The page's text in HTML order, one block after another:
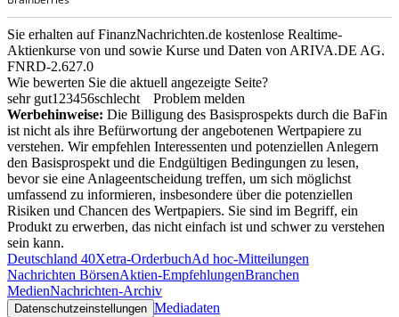
Sie erhalten auf FinanzNachrichten.de kostenlose Realtime-
Aktienkurse von und sowie Kurse und Daten von ARIVA.DE AG.
FNRD-2.627.0
Wie bewerten Sie die aktuell angezeigte Seite?
sehr gut1 23456schlecht
Problem melden
Werbehinweise: Die Billigung des Basisprospekts durch die BaFin
ist nicht als ihre Befürwortung der angebotenen Wertpapiere zu
verstehen. Wir empfehlen Interessenten und potenziellen Anlegern
den Basisprospekt und die Endgültigen Bedingungen zu lesen,
bevor sie eine Anlageentscheidung treffen, um sich möglichst
umfassend zu informieren, insbesondere über die potenziellen
Risiken und Chancen des Wertpapiers. Sie sind im Begriff, ein
Produkt zu erwerben, das nicht einfach ist und schwer zu verstehen
sein kann.
Deutschland 40Xetra-OrderbuchAd hoc-Mitteilungen
Nachrichten BörsenAktien-EmpfehlungenBranchen
MedienNachrichten-Archiv
Datenschutzeinstellungen Mediadaten